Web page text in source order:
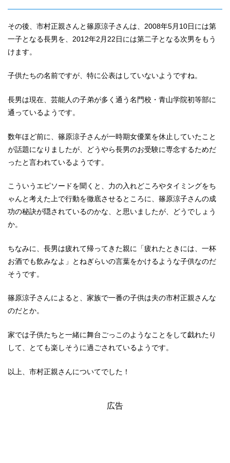
その後、市村正親さんと篠原涼子さんは、2008年5月10日には第
一子となる長男を、2012年2月22日には第二子となる次男をもう
けます。
子供たちの名前ですが、特に公表はしていないようですね。
長男は現在、芸能人の子弟が多く通う名門校・青山学院初等部に
通っているようです。
数年ほど前に、篠原涼子さんが一時期女優業を休止していたこと
が話題になりましたが、どうやら長男のお受験に専念するためだ
ったと言われているようです。
こういうエピソードを聞くと、力の入れどころやタイミングをち
ゃんと考えた上で行動を徹底させるところに、篠原涼子さんの成
功の秘訣が隠されているのかな、と思いましたが、どうでしょう
か。
ちなみに、長男は疲れて帰ってきた親に「疲れたときには、一杯
お酒でも飲みなよ」とねぎらいの言葉をかけるような子供なのだ
そうです。
篠原涼子さんによると、家族で一番の子供は夫の市村正親さんな
のだとか。
家では子供たちと一緒に舞台ごっこのようなことをして戯れたり
して、とても楽しそうに過ごされているようです。
以上、市村正親さんについてでした！
広告